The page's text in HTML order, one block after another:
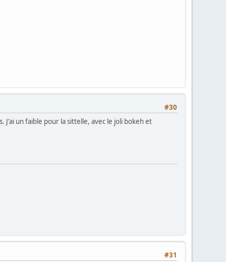
#30
un faible pour la sittelle, avec le joli bokeh et
#31